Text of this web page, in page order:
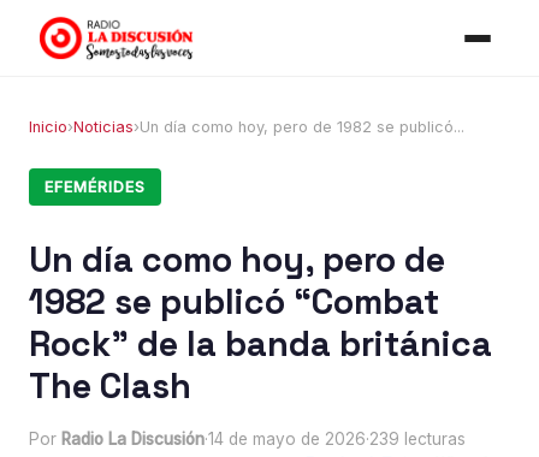
Inicio›Noticias›Un día como hoy, pero de 1982 se publicó...
EFEMÉRIDES
Un día como hoy, pero de
1982 se publicó “Combat
Rock” de la banda británica
The Clash
Por Radio La Discusión·14 de mayo de 2026·239 lecturas